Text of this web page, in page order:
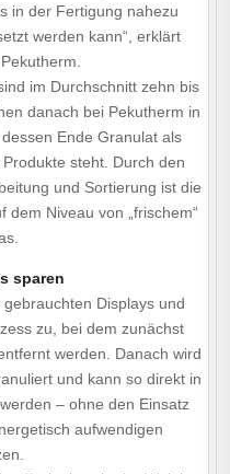
in der Fertigung nahezu
werden kann“, erklärt
im Durchschnitt zehn bis
danach bei Pekutherm in
Ende Granulat als
steht. Durch den
und Sortierung ist die
Niveau von „frischem“
sparen
Displays und
zu, bei dem zunächst
werden. Danach wird
und kann so direkt in
– ohne den Einsatz
aufwendigen